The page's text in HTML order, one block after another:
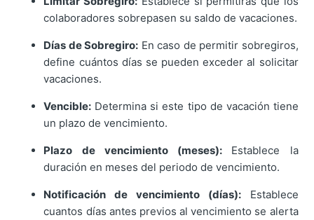
colaboradores sobrepasen su saldo de vacaciones.
Días de Sobregiro: En caso de permitir sobregiros,
define cuántos días se pueden exceder al solicitar
vacaciones.
Vencible: Determina si este tipo de vacación tiene
un plazo de vencimiento.
Plazo de vencimiento (meses): Establece la
duración en meses del periodo de vencimiento.
Notificación de vencimiento (días):Establece
cuantos días antes previos al vencimiento se alerta